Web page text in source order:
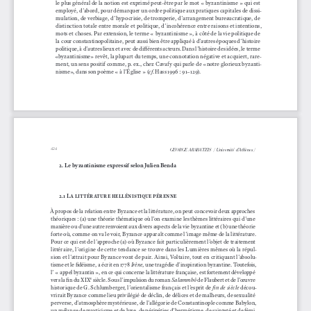
le plus général de la notion est exprimé peut-être par le mot « byzantinisme » qui est
employé, d’abord, pour démarquer un ordre politique aux pratiques capitales de dissi-
mulation, de verbiage, d’hypocrisie, de tromperie, d’arrangement bureaucratique, de
distinction totale entre morale et politique, d’incohérence entre raisons et intentions,
mots et choses. Par extension, le terme « byzantinisme », à côté de la vie politique de
la cour constantinopolitaine, peut aussi bien être appliqué à d’autres époques d’histoire
politique, à d’autres lieux et avec de différents acteurs. Dans l’histoire des idées, le terme
«byzantinisme» revêt, la plupart du temps, une connotation négative et acquiert, rare-
ment, un sens positif comme, p. ex., chez Cavafy qui parle de «notre glorieux byzanti-
nisme», dans son poème « à l’Église » (cf. Hass 1996 : 91–129).
424 GEORGE ARABATZIS  / Université d’Athènes /
2. Le byzantinisme expressif selon Julien Benda
2.1 La littérature hellénistique pérenne
À propos de la relation entre Byzance et la littérature, on peut concevoir deux approches
théoriques : (a) une théorie thématique où l’on examine les thèmes littéraires qui d’une
manière ou d’une autre renvoient aux divers aspects de la vie byzantine et (b) une théorie
forte où, comme on va le voir, Byzance apparaît comme l’image même de la littérature.
Pour ce qui est de l’approche (a) où Byzance fait particulièrement l’objet de traitement
littéraire, l’origine de cette tendance se trouve dans les Lumières mêmes où la répul
sion et l’attrait pour Byzance vont de pair. Ainsi, Voltaire, tout en critiquant l’absolu
tisme et le fidéisme, a écrit en 1778 Irène, une tragédie d’inspiration byzantine. Toutefois,
l’ « appel byzantin », en ce qui concerne la littérature française, est fortement développé
vers la fin du XIXe siècle. Sous l’impulsion du roman Salammbô de Flaubert et de l’œuvre
historique de G. Schlumberger, l’orientalisme français et l’esprit de fin de siècle décou-
vrirait Byzance comme lieu privilégié de déclin, de délices et de malheurs, de sexualité
perverse, d’atmosphère mystérieuse, de l’allégorie de Constantinople comme Babylon,